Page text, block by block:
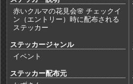
赤いクルマの花見会🌸 チェックイ
ン（エントリー）時に配布される
ステッカー
ステッカージャンル
イベント
ステッカー配布元